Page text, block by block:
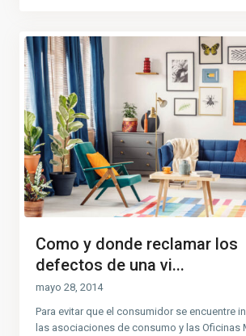
Como y donde reclamar los
defectos de una vi...
mayo 28, 2014
Para evitar que el consumidor se encuentre
las asociaciones de consumo y las Oficinas